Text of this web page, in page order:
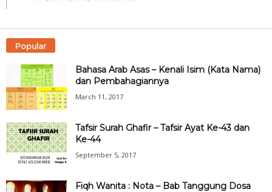
Popular
Bahasa Arab Asas – Kenali Isim (Kata Nama)
dan Pembahagiannya
March 11, 2017
Tafsir Surah Ghafir – Tafsir Ayat Ke-43 dan
Ke-44
September 5, 2017
Fiqh Wanita : Nota – Bab Tanggung Dosa